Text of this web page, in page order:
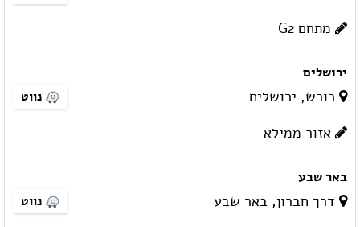
מתחם G2
ירושלים
כורש, ירושלים נווט
אזור ממילא
באר שבע
דרך חברון, באר שבע נווט